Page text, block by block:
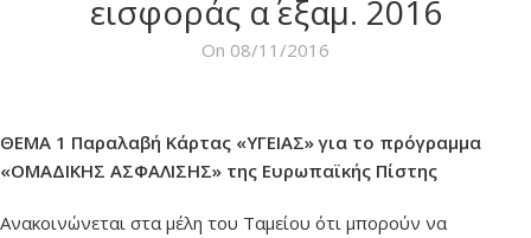
εισφοράς α΄ εξαμ. 2016
On 08/11/2016
ΘΕΜΑ 1 Παραλαβή Κάρτας «ΥΓΕΙΑΣ» για το πρόγραμμα
«ΟΜΑΔΙΚΗΣ ΑΣΦΑΛΙΣΗΣ» της Ευρωπαϊκής Πίστης
Ανακοινώνεται στα μέλη του Ταμείου ότι μπορούν να